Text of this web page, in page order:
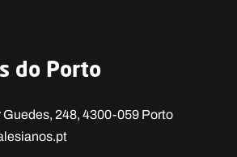
do Porto
Guedes, 248, 4300-059 Porto